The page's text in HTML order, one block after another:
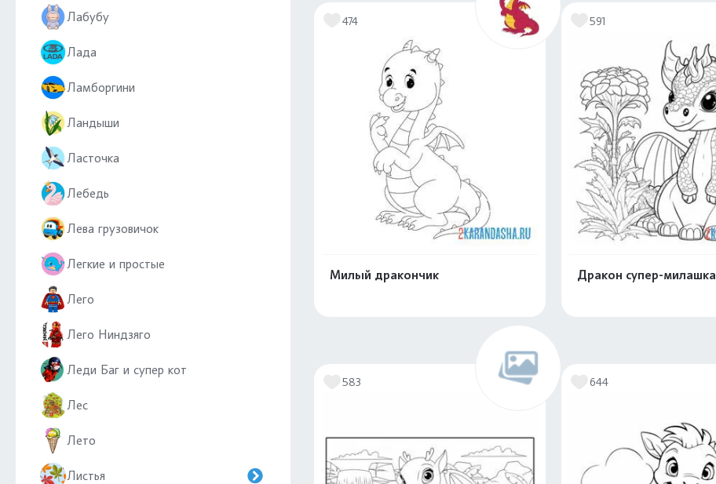
Лабубу
Лада
Ламборгини
Ландыши
Ласточка
Лебедь
Лева грузовичок
Легкие и простые
Лего
Лего Ниндзяго
Леди Баг и супер кот
Лес
Лето
Листья
474
Милый дракончик
591
Дракон супер-милашка
583 644